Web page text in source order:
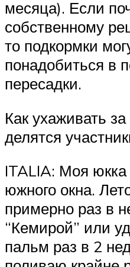
месяца). Если
собственному
то подкормки
понадобиться в
пересадки.
Как ухаживать
делятся
ITALIA: Моя юкка
южного окна.
примерно раз в
“Кемирой” или
пальм раз в 2